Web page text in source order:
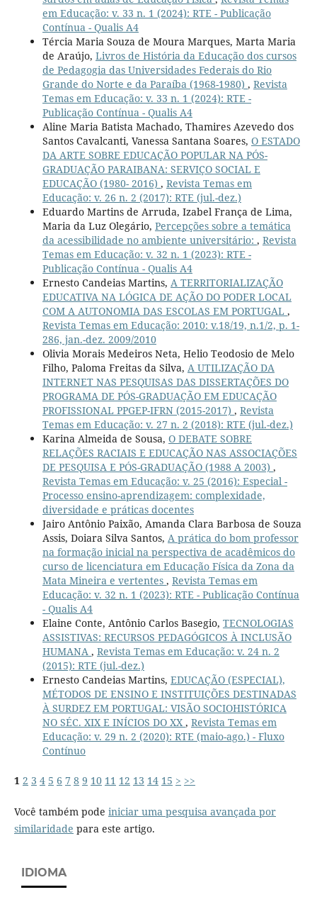
em Educação: v. 33 n. 1 (2024): RTE - Publicação
Contínua - Qualis A4
Tércia Maria Souza de Moura Marques, Marta Maria
de Araújo, Livros de História da Educação dos cursos
de Pedagogia das Universidades Federais do Rio
Grande do Norte e da Paraíba (1968-1980) , Revista
Temas em Educação: v. 33 n. 1 (2024): RTE -
Publicação Contínua - Qualis A4
Aline Maria Batista Machado, Thamires Azevedo dos
Santos Cavalcanti, Vanessa Santana Soares, O ESTADO
DA ARTE SOBRE EDUCAÇÃO POPULAR NA PÓS-
GRADUAÇÃO PARAIBANA: SERVIÇO SOCIAL E
EDUCAÇÃO (1980- 2016) , Revista Temas em
Educação: v. 26 n. 2 (2017): RTE (jul.-dez.)
Eduardo Martins de Arruda, Izabel França de Lima,
Maria da Luz Olegário, Percepções sobre a temática
da acessibilidade no ambiente universitário: , Revista
Temas em Educação: v. 32 n. 1 (2023): RTE -
Publicação Contínua - Qualis A4
Ernesto Candeias Martins, A TERRITORIALIZAÇÃO
EDUCATIVA NA LÓGICA DE AÇÃO DO PODER LOCAL
COM A AUTONOMIA DAS ESCOLAS EM PORTUGAL ,
Revista Temas em Educação: 2010: v.18/19, n.1/2, p. 1-
286, jan.-dez. 2009/2010
Olivia Morais Medeiros Neta, Helio Teodosio de Melo
Filho, Paloma Freitas da Silva, A UTILIZAÇÃO DA
INTERNET NAS PESQUISAS DAS DISSERTAÇÕES DO
PROGRAMA DE PÓS-GRADUAÇÃO EM EDUCAÇÃO
PROFISSIONAL PPGEP-IFRN (2015-2017) , Revista
Temas em Educação: v. 27 n. 2 (2018): RTE (jul.-dez.)
Karina Almeida de Sousa, O DEBATE SOBRE
RELAÇÕES RACIAIS E EDUCAÇÃO NAS ASSOCIAÇÕES
DE PESQUISA E PÓS-GRADUAÇÃO (1988 A 2003) ,
Revista Temas em Educação: v. 25 (2016): Especial -
Processo ensino-aprendizagem: complexidade,
diversidade e práticas docentes
Jairo Antônio Paixão, Amanda Clara Barbosa de Souza
Assis, Doiara Silva Santos, A prática do bom professor
na formação inicial na perspectiva de acadêmicos do
curso de licenciatura em Educação Física da Zona da
Mata Mineira e vertentes , Revista Temas em
Educação: v. 32 n. 1 (2023): RTE - Publicação Contínua
- Qualis A4
Elaine Conte, Antônio Carlos Basegio, TECNOLOGIAS
ASSISTIVAS: RECURSOS PEDAGÓGICOS À INCLUSÃO
HUMANA , Revista Temas em Educação: v. 24 n. 2
(2015): RTE (jul.-dez.)
Ernesto Candeias Martins, EDUCAÇÃO (ESPECIAL),
MÉTODOS DE ENSINO E INSTITUIÇÕES DESTINADAS
À SURDEZ EM PORTUGAL: VISÃO SOCIOHISTÓRICA
NO SÉC. XIX E INÍCIOS DO XX , Revista Temas em
Educação: v. 29 n. 2 (2020): RTE (maio-ago.) - Fluxo
Contínuo
1 2 3 4 5 6 7 8 9 10 11 12 13 14 15 > >>
Você também pode iniciar uma pesquisa avançada por
similaridade para este artigo.
IDIOMA